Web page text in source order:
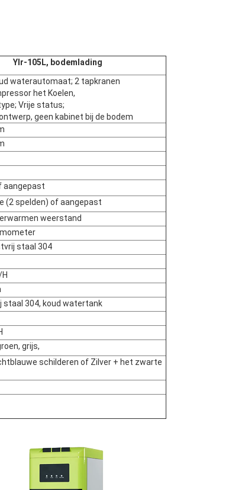
Ylr-105L, bodemlading
waterautomaat; 2 tapkranen
het Koelen,
Vrije status;
geen kabinet bij de bodem
aangepast
(2 spelden) of aangepast
weerstand
staal 304
staal 304, koud watertank
grijs,
schilderen of Zilver + het zwarte